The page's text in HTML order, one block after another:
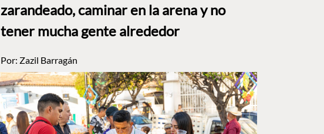
zarandeado, caminar en la arena y no
tener mucha gente alrededor
Por: Zazil Barragán